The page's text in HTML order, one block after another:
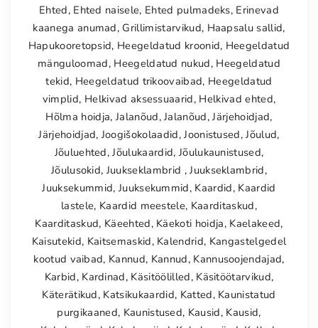
Ehted, Ehted naisele, Ehted pulmadeks, Erinevad
kaanega anumad, Grillimistarvikud, Haapsalu sallid,
Hapukooretopsid, Heegeldatud kroonid, Heegeldatud
mänguloomad, Heegeldatud nukud, Heegeldatud
tekid, Heegeldatud trikoovaibad, Heegeldatud
vimplid, Helkivad aksessuaarid, Helkivad ehted,
Hõlma hoidja, Jalanõud,Jalanõud,Järjehoidjad,
Järjehoidjad, Joogišokolaadid,Joonistused,Jõulud,
Jõuluehted,Jõulukaardid, Jõulukaunistused,
Jõulusokid, Juukseklambrid ,Juukseklambrid,
Juuksekummid, Juuksekummid, Kaardid, Kaardid
lastele, Kaardid meestele, Kaarditaskud,
Kaarditaskud, Käeehted, Käekoti hoidja, Kaelakeed,
Kaisutekid, Kaitsemaskid, Kalendrid, Kangastelgedel
kootud vaibad, Kannud, Kannud, Kannusoojendajad,
Karbid, Kardinad, Käsitöölilled, Käsitöötarvikud,
Käterätikud, Katsikukaardid, Katted, Kaunistatud
purgikaaned, Kaunistused, Kausid, Kausid,